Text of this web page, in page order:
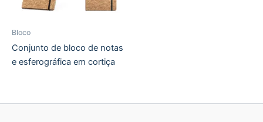
Bloco
Conjunto de bloco de notas
e esferográfica em cortiça